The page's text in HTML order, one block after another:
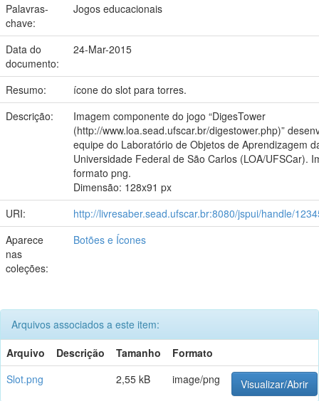
Palavras-
chave:
Jogos educacionais
Data do
documento:
24-Mar-2015
Resumo:
ícone do slot para torres.
Descrição:
Imagem componente do jogo “DigesTower
(http://www.loa.sead.ufscar.br/digestower.php)”
equipe do Laboratório de Objetos de Aprendizagem
Universidade Federal de São Carlos (LOA/UFSCar).
formato png.
Dimensão: 128x91 px
URI:
http://livresaber.sead.ufscar.br:8080/jspui/handle/
Aparece
nas
coleções:
Botões e Ícones
Arquivos associados a este item:
Arquivo
Descrição Tamanho
Formato
Slot.png
2,55 kB image/png Visualizar/Abrir